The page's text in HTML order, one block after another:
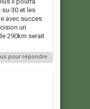
su-30 et les
avec succes
un
290km serait
pour répondre